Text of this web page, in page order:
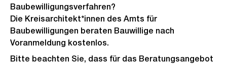
Baubewilligungsverfahren?
Die Kreisarchitekt*innen des Amts für
Baubewilligungen beraten Bauwillige nach
Voranmeldung kostenlos.
Bitte beachten Sie, dass für das Beratungsangebot